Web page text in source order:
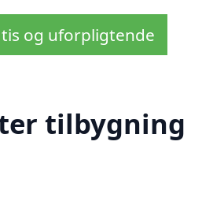
og uforpligtende
tilbygning